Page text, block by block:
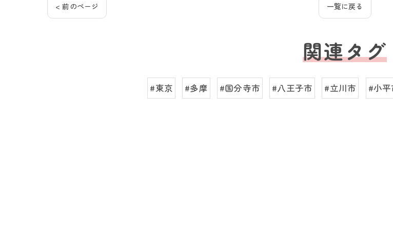
< 前のページ 一覧に戻る
関連タグ
#東京 #多摩 #国分寺市 #八王子市 #立川市 #小平